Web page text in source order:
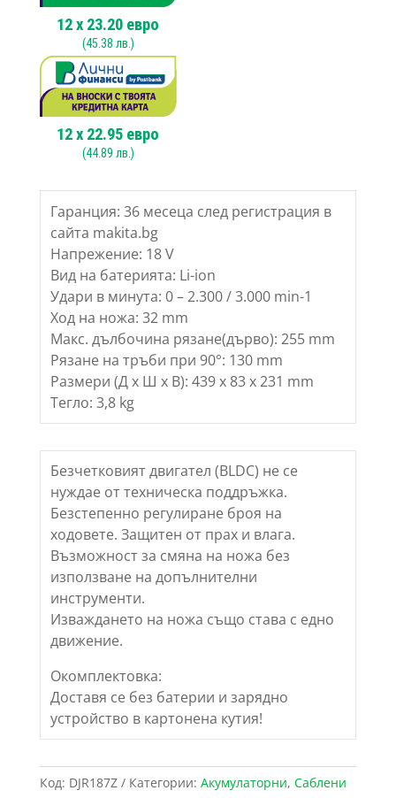
12x 23.20 евро
(45.38 лв.)
12x 22.95 евро
(44.89 лв.)
Гаранция: 36 месеца след регистрация в
сайта makita.bg
Напрежение: 18 V
Вид на батерията: Li-ion
Удари в минута: 0 – 2.300 / 3.000 min-1
Ход на ножа: 32 mm
Макс. дълбочина рязане(дърво): 255 mm
Рязане на тръби при 90°: 130 mm
Размери (Д х Ш х В): 439 x 83 x 231 mm
Тегло: 3,8 kg
Безчетковият двигател (BLDC) не се
нуждае от техническа поддръжка.
Безстепенно регулиране броя на
ходовете. Защитен от прах и влага.
Възможност за смяна на ножа без
използване на допълнителни
инструменти.
Изваждането на ножа също става с едно
движение.
Окомплектовка:
Доставя се без батерии и зарядно
устройство в картонена кутия!
Код: DJR187Z Категории: Акумулаторни, Саблени